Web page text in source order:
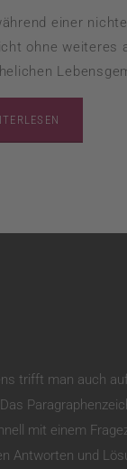
einer
ohne weiteres
trifft man auch
mit einem
Antworten und